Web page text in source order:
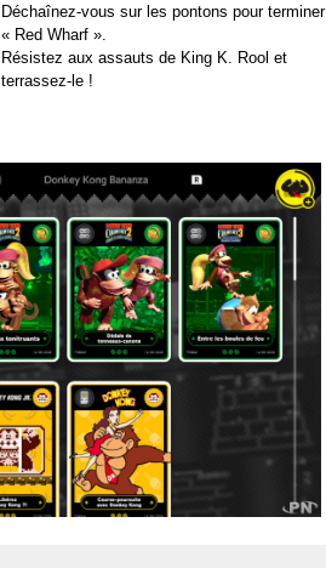
Déchaînez-vous sur les pontons pour terminer
« Red Wharf ».
Résistez aux assauts de King K. Rool et
terrassez-le !